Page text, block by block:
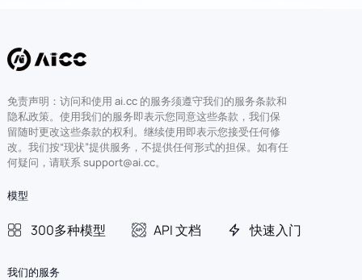
免责声明：访问和使用 ai.cc 的服务须遵守我们的服务条款和
隐私政策。使用我们的服务即表示您同意这些条款，我们保
留随时更改这些条款的权利。继续使用即表示您接受任何修
改。我们按“现状”提供服务，不提供任何形式的担保。如有任
何疑问，请联系 support@ai.cc。
模型
300多种模型 API 文档 快速入门
我们的服务